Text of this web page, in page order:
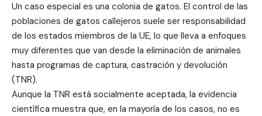
Un caso especial es una colonia de gatos. El control de las
poblaciones de gatos callejeros suele ser responsabilidad
de los estados miembros de la UE, lo que lleva a enfoques
muy diferentes que van desde la eliminación de animales
hasta programas de captura, castración y devolución
(TNR).
Aunque la TNR está socialmente aceptada, la evidencia
científica muestra que, en la mayoría de los casos, no es